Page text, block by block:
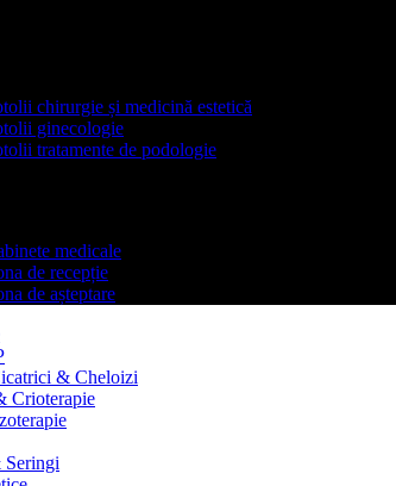
chirurgie și medicină estetică
ginecologie
tratamente de podologie
medicale
de recepție
de așteptare
& Cheloizi
Crioterapie
Seringi